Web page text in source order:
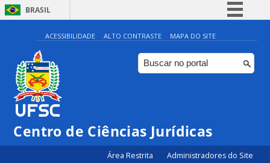
BRASIL
Simplifique!
Comunica BR
Participe
Canais
ACESSIBILIDADE ALTO CONTRASTE MAPA DO SITE
Centro de Ciências Jurídicas
Área Restrita Administradores do Site